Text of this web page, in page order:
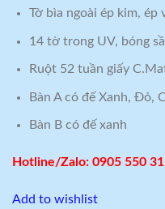
Tờ bìa ngoài ép kim, ép
14 tờ trong UV, bóng
Ruột 52 tuần giấy
Bàn A có đế Xanh, Đỏ,
Bàn B có đế xanh
Hotline/Zalo: 0905 550
Add to wishlist